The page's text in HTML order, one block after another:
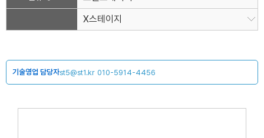
X스테이지
기술영업 담당자st5@st1.kr 010-5914-4456